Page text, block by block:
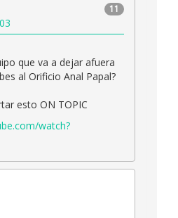
11
que va a dejar afuera
al Orificio Anal Papal?
esto ON TOPIC
watch?